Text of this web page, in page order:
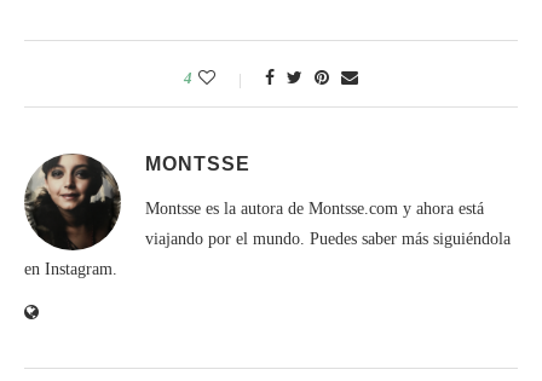
4
MONTSSE
Montsse es la autora de Montsse.com y ahora está
viajando por el mundo. Puedes saber más siguiéndola
en Instagram.